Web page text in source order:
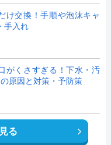
け交換！手順や泡沫キャ
手入れ
がくさすぎる！下水・汚
原因と対策・予防策
る